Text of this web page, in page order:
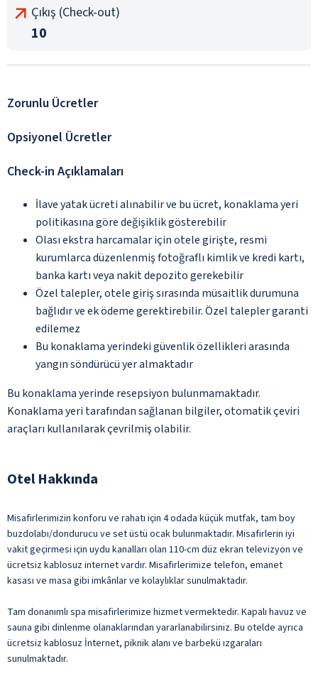
Çıkış (Check-out)
10
Zorunlu Ücretler
Opsiyonel Ücretler
Check-in Açıklamaları
İlave yatak ücreti alınabilir ve bu ücret, konaklama yeri
politikasına göre değişiklik gösterebilir
Olası ekstra harcamalar için otele girişte, resmi
kurumlarca düzenlenmiş fotoğraflı kimlik ve kredi kartı,
banka kartı veya nakit depozito gerekebilir
Özel talepler, otele giriş sırasında müsaitlik durumuna
bağlıdır ve ek ödeme gerektirebilir. Özel talepler garanti
edilemez
Bu konaklama yerindeki güvenlik özellikleri arasında
yangın söndürücü yer almaktadır
Bu konaklama yerinde resepsiyon bulunmamaktadır.
Konaklama yeri tarafından sağlanan bilgiler, otomatik çeviri
araçları kullanılarak çevrilmiş olabilir.
Otel Hakkında
Misafirlerimizin konforu ve rahatı için 4 odada küçük mutfak, tam boy
buzdolabı/dondurucu ve set üstü ocak bulunmaktadır. Misafirlerin iyi
vakit geçirmesi için uydu kanalları olan 110-cm düz ekran televizyon ve
ücretsiz kablosuz internet vardır. Misafirlerimize telefon, emanet
kasası ve masa gibi imkânlar ve kolaylıklar sunulmaktadır.
Tam donanımlı spa misafirlerimize hizmet vermektedir. Kapalı havuz ve
sauna gibi dinlenme olanaklarından yararlanabilirsiniz. Bu otelde ayrıca
ücretsiz kablosuz İnternet, piknik alanı ve barbekü ızgaraları
sunulmaktadır.